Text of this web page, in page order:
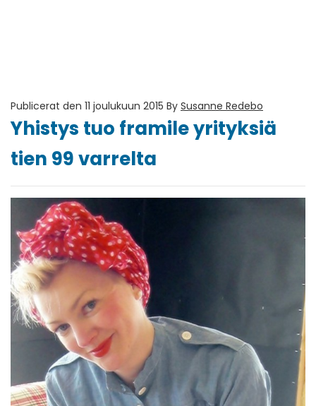
Publicerat den 11 joulukuun 2015 By Susanne Redebo
Yhistys tuo framile yrityksiä
tien 99 varrelta